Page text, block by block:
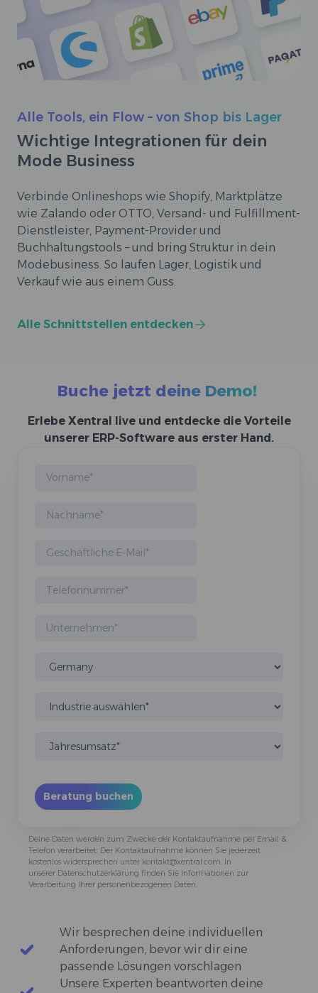
Alle Tools, ein Flow – von Shop bis Lager
Wichtige Integrationen für dein
Mode Business
Verbinde Onlineshops wie Shopify, Marktplätze
wie Zalando oder OTTO, Versand- und Fulfillment-
Dienstleister, Payment-Provider und
Buchhaltungstools – und bring Struktur in dein
Modebusiness. So laufen Lager, Logistik und
Verkauf wie aus einem Guss.
Alle Schnittstellen entdecken
Buche jetzt deine Demo!
Erlebe Xentral live und entdecke die Vorteile
unserer ERP-Software aus erster Hand.
Wir besprechen deine individuellen
Anforderungen, bevor wir dir eine
passende Lösungen vorschlagen
Unsere Experten beantworten deine
Deine Daten werden zum Zwecke der Kontaktaufnahme per Email &
Telefon verarbeitet. Der Kontaktaufnahme können Sie jederzeit
kostenlos widersprechen unter kontakt@xentral.com. In
unserer Datenschutzerklärung finden Sie Informationen zur
Verarbeitung Ihrer personenbezogenen Daten.